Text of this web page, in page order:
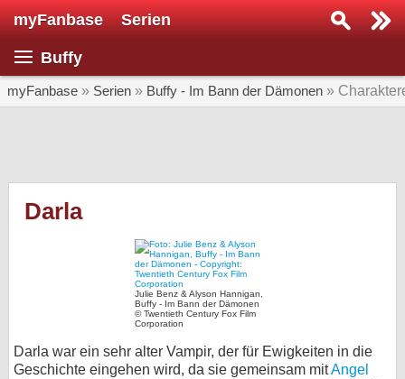
myFanbase Serien
Buffy
myFanbase » Serien » Buffy - Im Bann der Dämonen »
Darla
Julie Benz & Alyson Hannigan,
Buffy - Im Bann der Dämonen
© Twentieth Century Fox Film
Corporation
Darla war ein sehr alter Vampir, der für Ewigkeiten in die
Geschichte eingehen wird, da sie gemeinsam mitAngel
Serie suchen...
SERIEN
KULTUR
Specials
SERVICE
Gewinnspiele